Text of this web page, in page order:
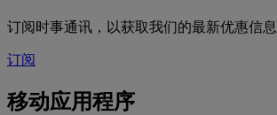
订阅时事通讯，以获取我们的最新优惠信息
订阅
移动应用程序